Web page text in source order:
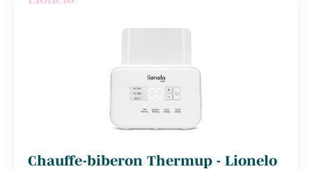
Chauffe-biberon Thermup - Lionelo